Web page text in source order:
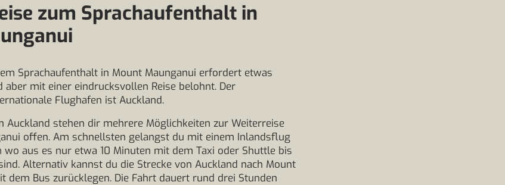
zum Sprachaufenthalt in
Sprachaufenthalt in Mount Maunganui erfordert etwas
aber mit einer eindrucksvollen Reise belohnt. Der
Flughafen ist Auckland.
Auckland stehen dir mehrere Möglichkeiten zur Weiterreise
offen. Am schnellsten gelangst du mit einem Inlandsflug
wo aus es nur etwa 10 Minuten mit dem Taxi oder Shuttle bis
Alternativ kannst du die Strecke von Auckland nach Mount
dem Bus zurücklegen. Die Fahrt dauert rund drei Stunden